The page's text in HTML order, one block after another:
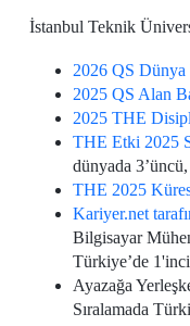
İstanbul Teknik
2026 QS Dünya
2025 QS Alan
2025 THE
THE Etki 2025
dünyada
THE 2025
Kariyer.net
Bilgisayar
Türkiye’de
Ayazağa
Sıralamada